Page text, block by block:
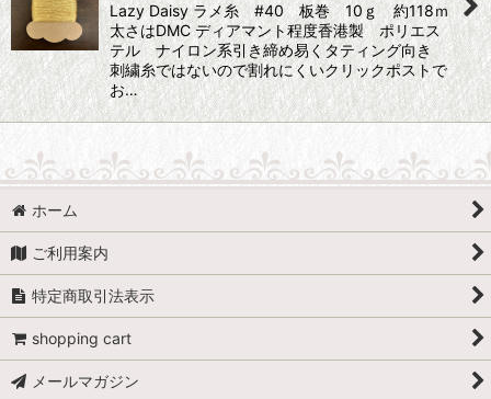
Lazy Daisy ラメ糸 #40 板巻 10ｇ 約118ｍ
太さはDMC ディアマント程度香港製 ポリエス
テル ナイロン系引き締め易くタティング向き
刺繍糸ではないので割れにくいクリックポストで
お…
ホーム
ご利用案内
特定商取引法表示
shopping cart
メールマガジン